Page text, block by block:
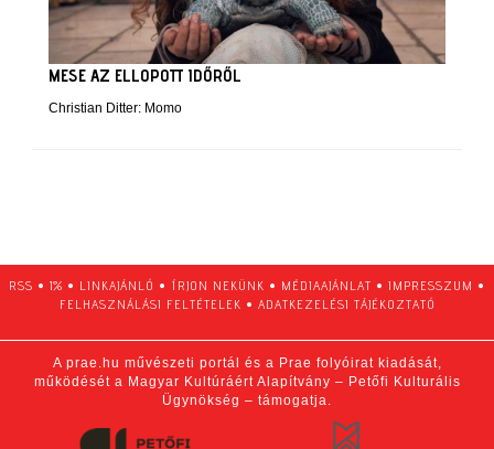
MESE AZ ELLOPOTT IDŐRŐL
Christian Ditter: Momo
RSS • 1% • LINKAJÁNLÓ • ÍRJON NEKÜNK • MÉDIAAJÁNLAT • IMPRESSZUM •
FELHASZNÁLÁSI FELTÉTELEK • ADATKEZELÉSI TÁJÉKOZTATÓ
A prae.hu művészeti portál és a Prae folyóirat kiadását,
működését a Magyar Kultúráért Alapítvány – Petőfi Kulturális
Ügynökség – támogatja.